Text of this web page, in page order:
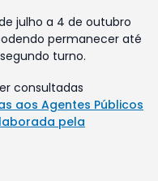
julho a 4 de outubro
permanecer até
turno.
consultadas
aos Agentes Públicos
pela